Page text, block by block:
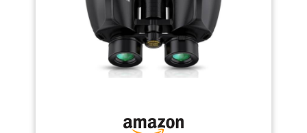
pour un large éventail
d'utilisateurs, œillets tournants
vers le haut et vers le bas pour
un ajustement rapide et
confortable avec ou sans
lunettes. 【Prismes BAK-4 et
revêtement multicouches】les
lentilles entièrement